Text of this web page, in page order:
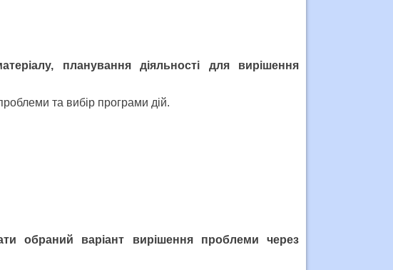
планування діяльності для вирішення
та вибір програми дій.
обраний варіант вирішення проблеми через